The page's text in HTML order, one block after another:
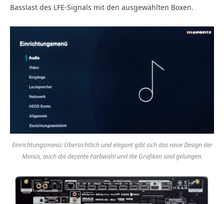
Basslast des LFE-Signals mit den ausgewählten Boxen.
Einrichtungsmenü: Übersichtlich und elegant gibt sich das neue Design der
Menüs, auch die dezente Farbwahl und die Grafiken sind gelungen.